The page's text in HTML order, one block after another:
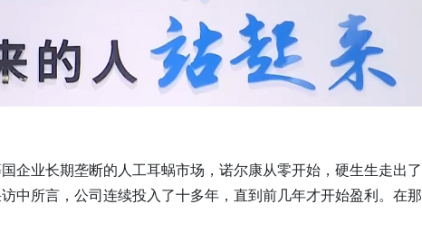
企业长期垄断的人工耳蜗市场，诺尔康从零开始，硬生生走出了
中所言，公司连续投入了十多年，直到前几年才开始盈利。在那